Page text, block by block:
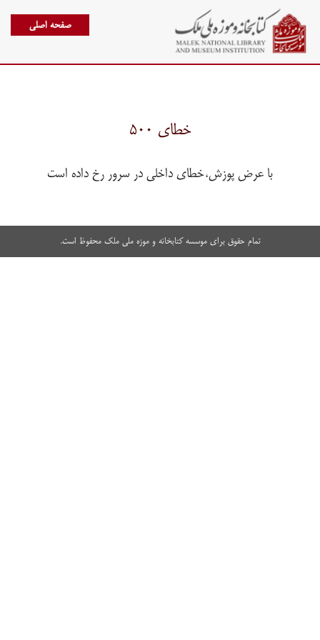
صفحه اصلی
خطای ۵۰۰
با عرض پوزش،خطای داخلی در سرور رخ داده است
تمام حقوق برای موسسه کتابخانه و موزه ملی ملک محفوظ است.